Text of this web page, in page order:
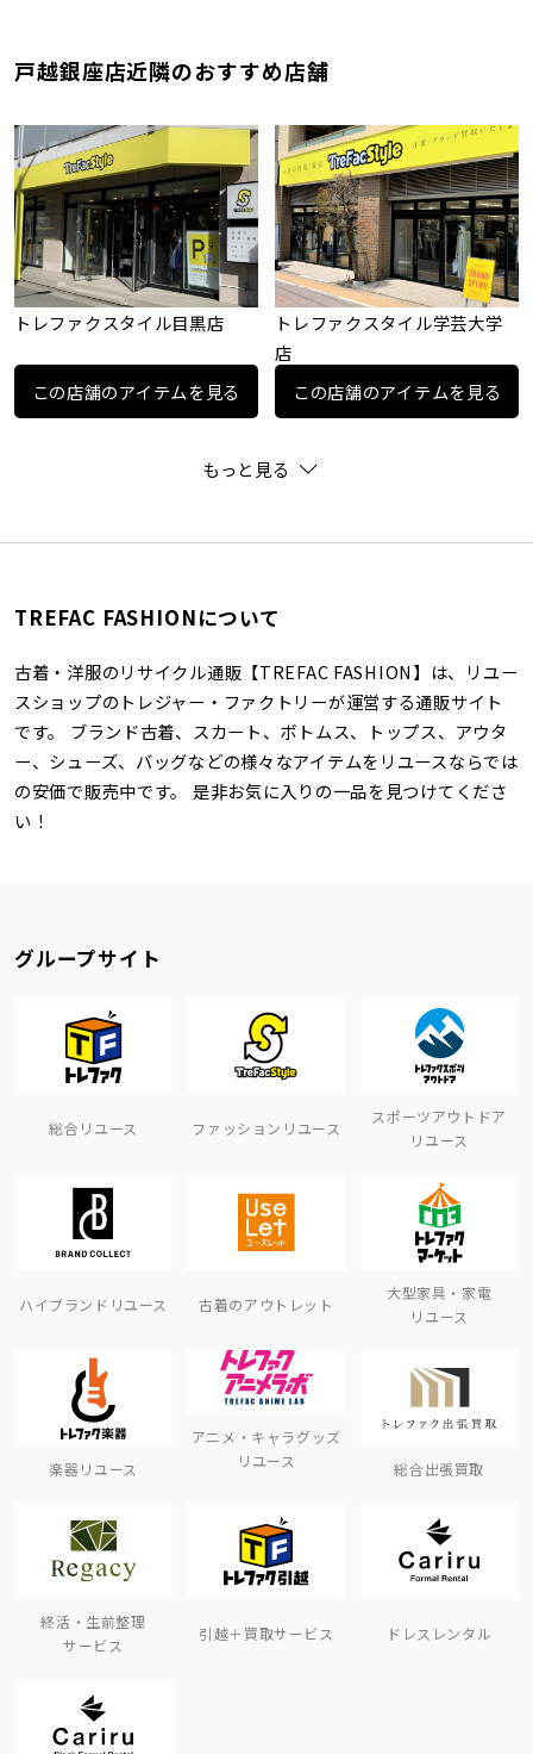
戸越銀座店近隣のおすすめ店舗
トレファクスタイル目黒店
この店舗のアイテムを見る
トレファクスタイル学芸大学
店
この店舗のアイテムを見る
もっと見る
TREFAC FASHIONについて
古着・洋服のリサイクル通販【TREFAC FASHION】は、リユー
スショップのトレジャー・ファクトリーが運営する通販サイト
です。 ブランド古着、スカート、ボトムス、トップス、アウタ
ー、シューズ、バッグなどの様々なアイテムをリユースならでは
の安価で販売中です。 是非お気に入りの一品を見つけてくださ
い！
グループサイト
総合リユース ファッションリユース
スポーツアウトドア
リユース
ハイブランドリユース 古着のアウトレット
大型家具・家電
リユース
楽器リユース
アニメ・キャラグッズ
リユース
総合出張買取
終活・生前整理
サービス
引越＋買取サービス ドレスレンタル